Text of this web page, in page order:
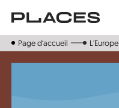
contenu
Page d‘accueil L'Europe